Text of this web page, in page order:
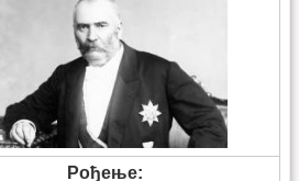
Рођење: